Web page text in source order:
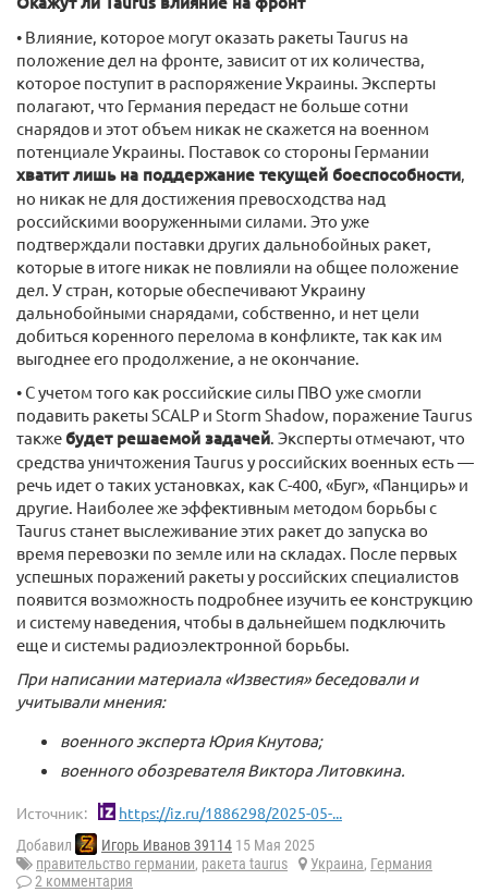
• Влияние, которое могут оказать ракеты Taurus на
положение дел на фронте, зависит от их количества,
которое поступит в распоряжение Украины. Эксперты
полагают, что Германия передаст не больше сотни
снарядов и этот объем никак не скажется на военном
потенциале Украины. Поставок со стороны Германии
хватит лишь на поддержание текущей боеспособности,
но никак не для достижения превосходства над
российскими вооруженными силами. Это уже
подтверждали поставки других дальнобойных ракет,
которые в итоге никак не повлияли на общее положение
дел. У стран, которые обеспечивают Украину
дальнобойными снарядами, собственно, и нет цели
добиться коренного перелома в конфликте, так как им
выгоднее его продолжение, а не окончание.
• С учетом того как российские силы ПВО уже смогли
подавить ракеты SCALP и Storm Shadow, поражение Taurus
также будет решаемой задачей. Эксперты отмечают, что
средства уничтожения Taurus у российских военных есть —
речь идет о таких установках, как С-400, «Буг», «Панцирь» и
другие. Наиболее же эффективным методом борьбы с
Taurus станет выслеживание этих ракет до запуска во
время перевозки по земле или на складах. После первых
успешных поражений ракеты у российских специалистов
появится возможность подробнее изучить ее конструкцию
и систему наведения, чтобы в дальнейшем подключить
еще и системы радиоэлектронной борьбы.
При написании материала «Известия» беседовали и
учитывали мнения:
военного эксперта Юрия Кнутова;
военного обозревателя Виктора Литовкина.
Источник: https://iz.ru/1886298/2025-05-...
Добавил Игорь Иванов 39114 15 Мая 2025
правительство германии, ракета taurus Украина, Германия
2 комментария